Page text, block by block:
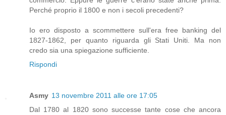
Perché proprio il 1800 e non i secoli precedenti?
Io ero disposto a scommettere sull'era free banking del
1827-1862, per quanto riguarda gli Stati Uniti. Ma non
credo sia una spiegazione sufficiente.
Rispondi
Asmy 13 novembre 2011 alle ore 17:05
Dal 1780 al 1820 sono successe tante cose che ancora